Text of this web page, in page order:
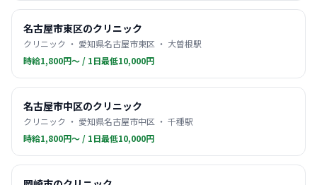
名古屋市東区のクリニック
クリニック ・ 愛知県名古屋市東区 ・ 大曽根駅
時給1,800円〜 / 1日最低10,000円
名古屋市中区のクリニック
クリニック ・ 愛知県名古屋市中区 ・ 千種駅
時給1,800円〜 / 1日最低10,000円